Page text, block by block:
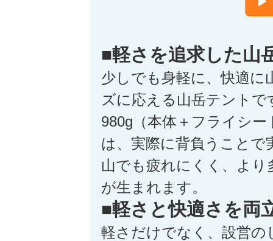
■軽さを追求した山
少しでも身軽に、快適
ズに応える山岳テント
980g（本体＋フライシ
は、実際に背負うことで
山でも疲れにくく、よ
が生まれます。
■軽さと快適さを両
軽さだけでなく、設営